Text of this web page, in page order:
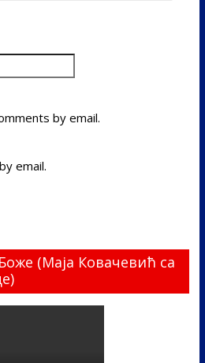
by email.
email.
(Маја Ковачевић са